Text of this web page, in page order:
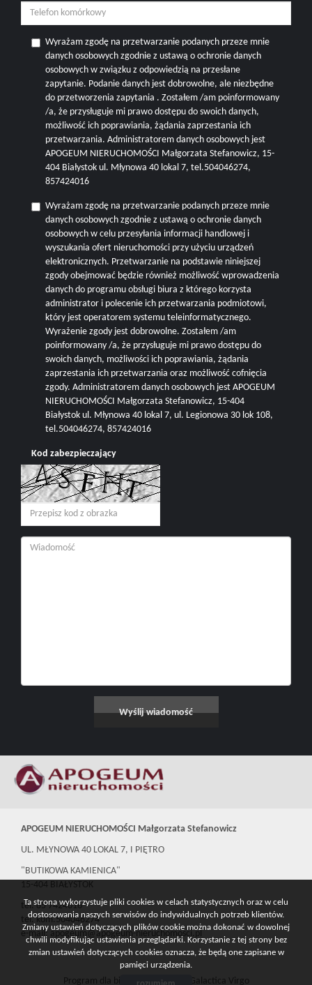
Wyrażam zgodę na przetwarzanie podanych przeze mnie
danych osobowych zgodnie z ustawą o ochronie danych
osobowych w związku z odpowiedzią na przesłane
zapytanie. Podanie danych jest dobrowolne, ale niezbędne
do przetworzenia zapytania . Zostałem /am poinformowany
/a, że przysługuje mi prawo dostępu do swoich danych,
możliwość ich poprawiania, żądania zaprzestania ich
przetwarzania. Administratorem danych osobowych jest
APOGEUM NIERUCHOMOŚCI Małgorzata Stefanowicz, 15-
404 Białystok ul. Młynowa 40 lokal 7, tel.504046274,
857424016
Wyrażam zgodę na przetwarzanie podanych przeze mnie
danych osobowych zgodnie z ustawą o ochronie danych
osobowych w celu przesyłania informacji handlowej i
wyszukania ofert nieruchomości przy użyciu urządzeń
elektronicznych. Przetwarzanie na podstawie niniejszej
zgody obejmować będzie również możliwość wprowadzenia
danych do programu obsługi biura z którego korzysta
administrator i polecenie ich przetwarzania podmiotowi,
który jest operatorem systemu teleinformatycznego.
Wyrażenie zgody jest dobrowolne. Zostałem /am
poinformowany /a, że przysługuje mi prawo dostępu do
swoich danych, możliwości ich poprawiania, żądania
zaprzestania ich przetwarzania oraz możliwość cofnięcia
zgody. Administratorem danych osobowych jest APOGEUM
NIERUCHOMOŚCI Małgorzata Stefanowicz, 15-404
Białystok ul. Młynowa 40 lokal 7, ul. Legionowa 30 lok 108,
tel.504046274, 857424016
Kod zabezpieczający
APOGEUM NIERUCHOMOŚCI Małgorzata Stefanowicz
UL. MŁYNOWA 40 LOKAL 7, I PIĘTRO
"BUTIKOWA KAMIENICA"
15-404 BIAŁYSTOK
tel. 85 7424016
tel. kom.504046274
e-mail: apogeum@apogeum-nieruchomosci.pl
Program dla biur nieruchomości Galactica Virgo
Ta strona wykorzystuje pliki cookies w celach statystycznych oraz w celu
dostosowania naszych serwisów do indywidualnych potrzeb klientów.
Zmiany ustawień dotyczących plików cookie można dokonać w dowolnej
chwili modyfikując ustawienia przeglądarki. Korzystanie z tej strony bez
zmian ustawień dotyczących cookies oznacza, że będą one zapisane w
pamięci urządzenia.